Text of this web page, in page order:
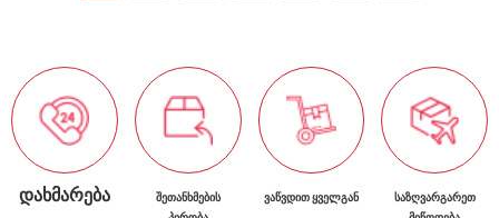
ᲓᲐᲮᲛᲐᲠᲔᲑᲐ
ᲨᲔᲗᲐᲜᲮᲛᲔᲑᲘᲡ
ᲕᲐᲬᲕᲓᲘᲗ ᲧᲕᲔᲚᲒᲐᲜ
ᲡᲐᲖᲦᲕᲐᲠᲒᲐᲠᲔᲗ